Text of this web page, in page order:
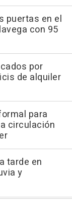
puertas en el
con 95
por
de alquiler
para
circulación
tarde en
y